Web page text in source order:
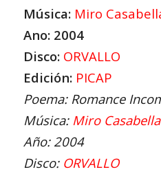
Música: Miro
Ano: 2004
Disco: ORVALLO
Edición: PICAP
Poema: Romance
Música: Miro Casabella
Año: 2004
Disco: ORVALLO